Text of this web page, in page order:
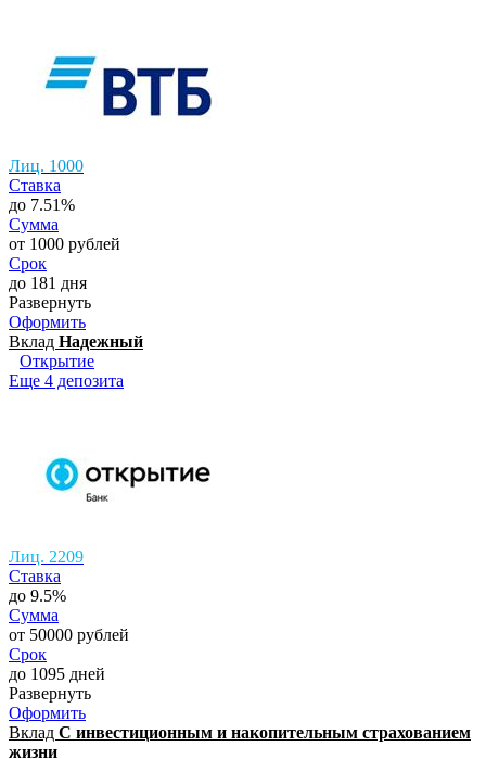
Лиц. 1000
Ставка
до 7.51%
Сумма
от 1000 рублей
Срок
до 181 дня
Развернуть
Оформить
Вклад Надежный
Открытие
Еще 4 депозита
Лиц. 2209
Ставка
до 9.5%
Сумма
от 50000 рублей
Срок
до 1095 дней
Развернуть
Оформить
Вклад С инвестиционным и накопительным страхованием
жизни